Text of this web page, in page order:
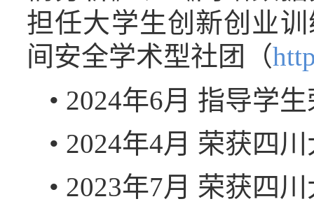
担任大学生创新创业
间安全学术型社团（
• 2024年6月 指导学
• 2024年4月 荣获四
• 2023年7月 荣获四